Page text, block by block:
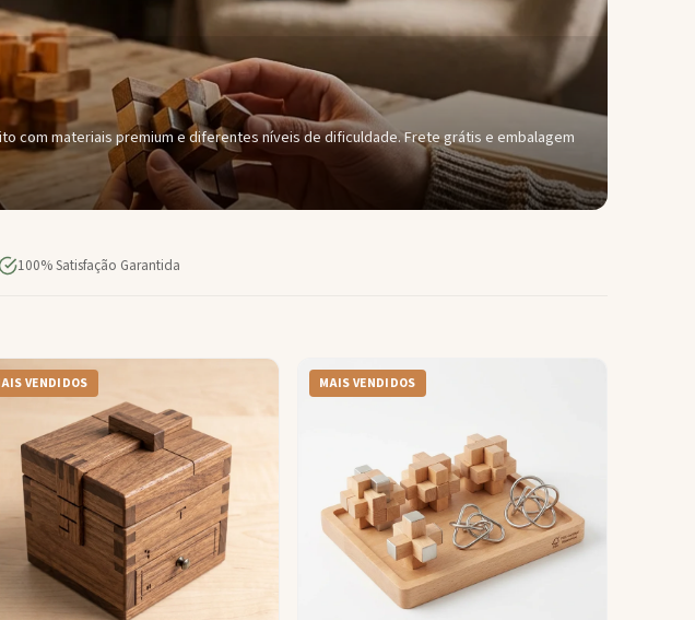
com materiais premium e diferentes níveis de dificuldade. Frete grátis e embalagem
100% Satisfação Garantida
VENDIDOS MAIS VENDIDOS